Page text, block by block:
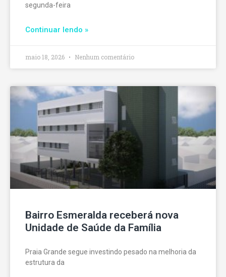
segunda-feira
Continuar lendo »
maio 18, 2026 Nenhum comentário
Bairro Esmeralda receberá nova
Unidade de Saúde da Família
Praia Grande segue investindo pesado na melhoria da
estrutura da